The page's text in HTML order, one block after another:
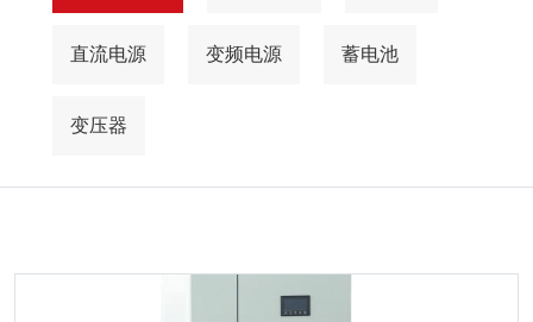
直流电源 变频电源 蓄电池
变压器